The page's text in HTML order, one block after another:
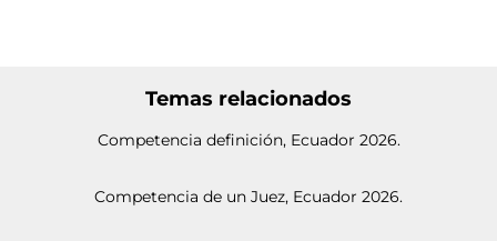
Temas relacionados
Competencia definición, Ecuador 2026.
Competencia de un Juez, Ecuador 2026.